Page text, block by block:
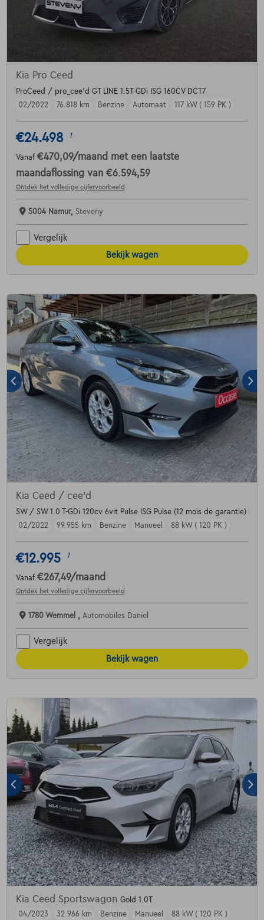
Kia Pro Ceed
ProCeed / pro_cee'd GT LINE 1.5T-GDi ISG 160CV DCT7
02/2022
76.818 km Benzine Automaat 117 kW ( 159 PK )
€24.498 1
Vanaf €470,09/maand met een laatste
maandaflossing van €6.594,59
Ontdek het volledige cijfervoorbeeld
5004 Namur, Steveny
Vergelijk
Bekijk wagen
Kia Ceed / cee'd
SW / SW 1.0 T-GDi 120cv 6vit Pulse ISG Pulse (12 mois de garantie)
02/2022
99.955 km Benzine Manueel 88 kW ( 120 PK )
€12.995 1
Vanaf €267,49/maand
Ontdek het volledige cijfervoorbeeld
1780 Wemmel , Automobiles Daniel
Vergelijk
Bekijk wagen
Kia Ceed Sportswagon Gold 1.0T
04/2023
32.966 km Benzine Manueel 88 kW ( 120 PK )